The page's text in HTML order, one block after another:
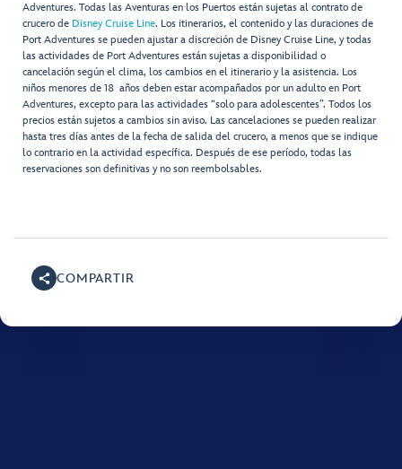
Adventures. Todas las Aventuras en los Puertos están sujetas al contrato de
crucero de Disney Cruise Line. Los itinerarios, el contenido y las duraciones de
Port Adventures se pueden ajustar a discreción de Disney Cruise Line, y todas
las actividades de Port Adventures están sujetas a disponibilidad o
cancelación según el clima, los cambios en el itinerario y la asistencia. Los
niños menores de 18 años deben estar acompañados por un adulto en Port
Adventures, excepto para las actividades “solo para adolescentes”. Todos los
precios están sujetos a cambios sin aviso. Las cancelaciones se pueden realizar
hasta tres días antes de la fecha de salida del crucero, a menos que se indique
lo contrario en la actividad específica. Después de ese período, todas las
reservaciones son definitivas y no son reembolsables.
COMPARTIR